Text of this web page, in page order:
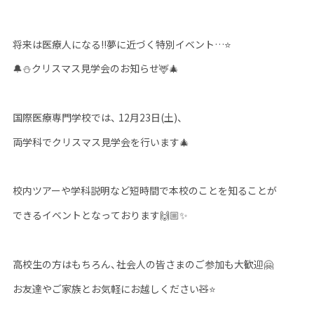
将来は医療人になる‼️夢に近づく特別イベント …⭐️
🔔⛄クリスマス見学会のお知らせ🦌🎄
国際医療専門学校では、 12月23日(土)、
両学科でクリスマス見学会を行います🎄
校内ツアーや学科説明など短時間で本校のことを知ることが
できるイベントとなっております🙌🏼✨
高校生の方はもちろん、社会人の皆さまのご参加も大歓迎🤗
お友達やご家族とお気軽にお越しください🧸⭐️